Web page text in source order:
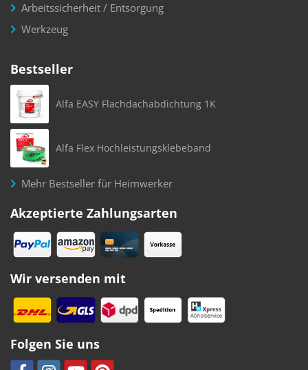
Arbeitssicherheit / Entsorgung
Werkzeug
Bestseller
Alfa EASY Flachdachabdichtung 1K
Alfa Flex Hochleistungsklebeband
Mehr Bestseller für Heimwerker
Akzeptierte Zahlungsarten
Wir versenden mit
Folgen Sie uns